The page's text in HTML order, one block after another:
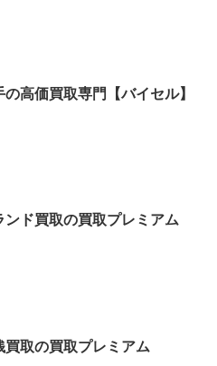
の高価買取専門【バイセル】
ンド買取の買取プレミアム
買取の買取プレミアム